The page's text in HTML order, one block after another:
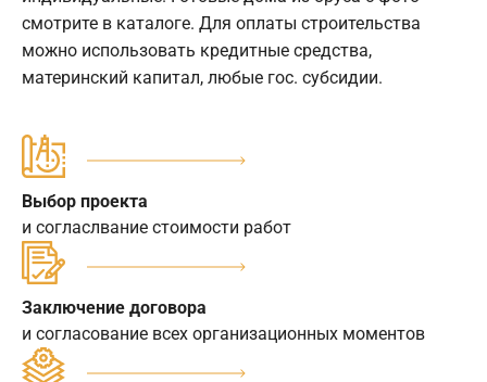
смотрите в каталоге. Для оплаты строительства
можно использовать кредитные средства,
материнский капитал, любые гос. субсидии.
Выбор проекта
и согласлвание стоимости работ
Заключение договора
и согласование всех организационных моментов